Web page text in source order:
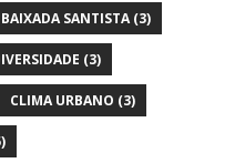
BAIXADA SANTISTA(3)
(3)
CLIMA URBANO (3)